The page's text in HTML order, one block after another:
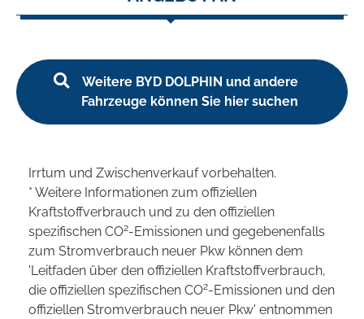
Weitere BYD DOLPHIN und andere
Fahrzeuge können Sie hier suchen
Irrtum und Zwischenverkauf vorbehalten.
* Weitere Informationen zum offiziellen
Kraftstoffverbrauch und zu den offiziellen
spezifischen CO2-Emissionen und gegebenenfalls
zum Stromverbrauch neuer Pkw können dem
'Leitfaden über den offiziellen Kraftstoffverbrauch,
die offiziellen spezifischen CO2-Emissionen und den
offiziellen Stromverbrauch neuer Pkw' entnommen